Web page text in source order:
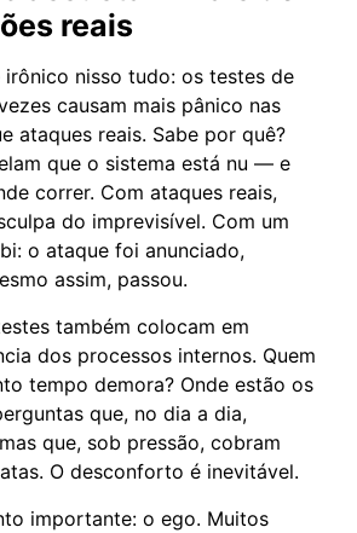
reais
irônico nisso tudo: os testes de
causam mais pânico nas
ataques reais. Sabe por quê?
que o sistema está nu — e
correr. Com ataques reais,
do imprevisível. Com um
o ataque foi anunciado,
assim, passou.
também colocam em
dos processos internos. Quem
tempo demora? Onde estão os
que, no dia a dia,
que, sob pressão, cobram
O desconforto é inevitável.
importante: o ego. Muitos